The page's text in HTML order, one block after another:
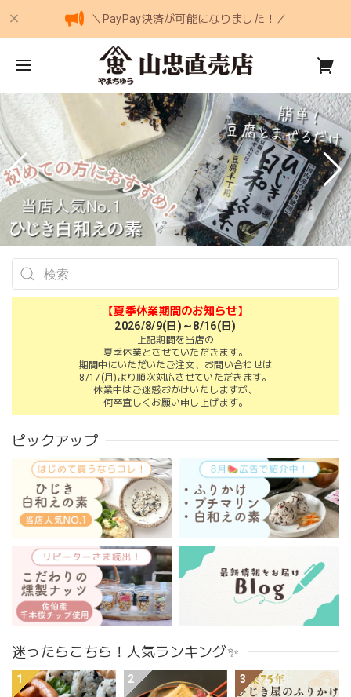
＼PayPay決済が可能になりました！／
【夏季休業期間のお知らせ】
2026/8/9(日)～8/16(日)
上記期間を当店の
夏季休業とさせていただきます。
期間中にいただいたご注文、お問い合わせは
8/17(月)より順次対応させていただきます。
休業中はご迷惑おかけいたしますが、
何卒宜しくお願い申し上げます。
迷ったらこちら！人気ランキング✨
1 2 3
ピックアップ